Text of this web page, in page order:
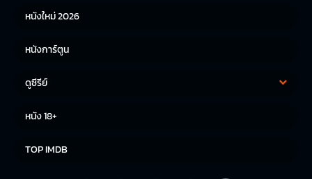
หนังใหม่ 2026
หนังการ์ตูน
ดูซีรีย์
หนัง 18+
TOP IMDB